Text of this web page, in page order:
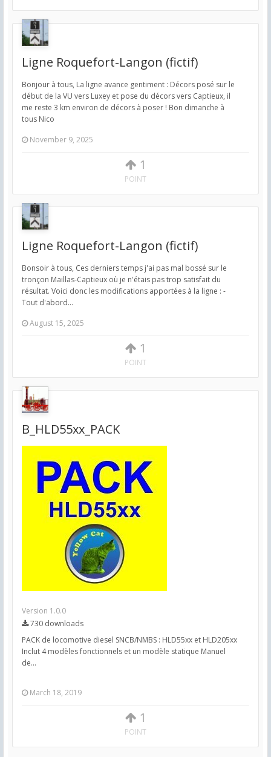
1
POINT
Ligne Roquefort-Langon (fictif)
Bonjour à tous, La ligne avance gentiment : Décors posé sur le
début de la VU vers Luxey et pose du décors vers Captieux, il
me reste 3 km environ de décors à poser ! Bon dimanche à
tous Nico
November 9, 2025
1
POINT
Ligne Roquefort-Langon (fictif)
Bonsoir à tous, Ces derniers temps j'ai pas mal bossé sur le
tronçon Maillas-Captieux où je n'étais pas trop satisfait du
résultat. Voici donc les modifications apportées à la ligne : -
Tout d'abord...
August 15, 2025
1
POINT
B_HLD55xx_PACK
Version 1.0.0
730 downloads
PACK de locomotive diesel SNCB/NMBS : HLD55xx et HLD205xx
Inclut 4 modèles fonctionnels et un modèle statique Manuel
de...
March 18, 2019